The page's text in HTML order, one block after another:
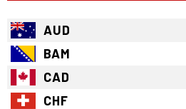
AUD
BAM
CAD
CHF